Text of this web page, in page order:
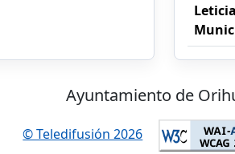
Ayuntamiento de
© Teledifusión 2026